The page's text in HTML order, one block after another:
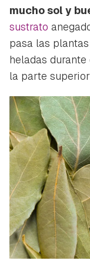
mucho sol y
sustrato
pasa las
heladas
la parte